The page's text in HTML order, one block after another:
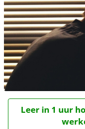
Leer in 1 uur